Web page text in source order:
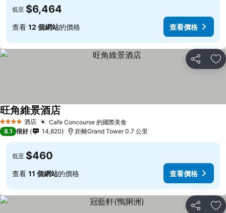
低至 $6,464
查看 12 個網站的價格 查看價格
分享 放
4 星級 酒店 Cafe Concourse 的國際美食
旺角維景酒店
8.1 很好 14,820 距離Grand Tower 0.7 公里
低至 $460
查看 11 個網站的價格 查看價格
分享 放